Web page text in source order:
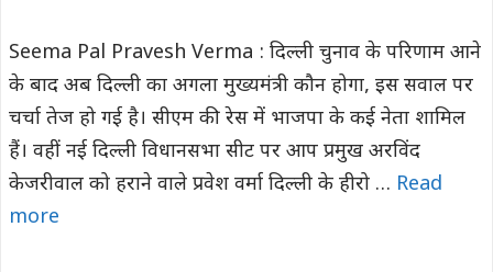
Seema Pal Pravesh Verma : दिल्ली चुनाव के परिणाम आने
के बाद अब दिल्ली का अगला मुख्यमंत्री कौन होगा, इस सवाल पर
चर्चा तेज हो गई है। सीएम की रेस में भाजपा के कई नेता शामिल
हैं। वहीं नई दिल्ली विधानसभा सीट पर आप प्रमुख अरविंद
केजरीवाल को हराने वाले प्रवेश वर्मा दिल्ली के हीरो … Read
more